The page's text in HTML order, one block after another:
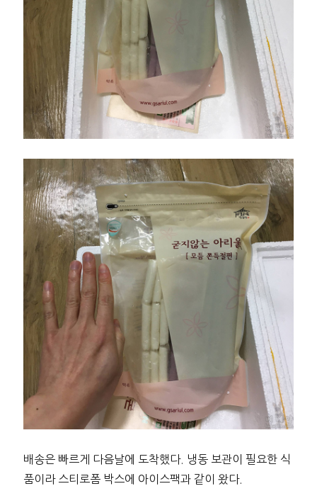
배송은 빠르게 다음날에 도착했다. 냉동 보관이 필요한 식
품이라 스티로폼 박스에 아이스팩과 같이 왔다.